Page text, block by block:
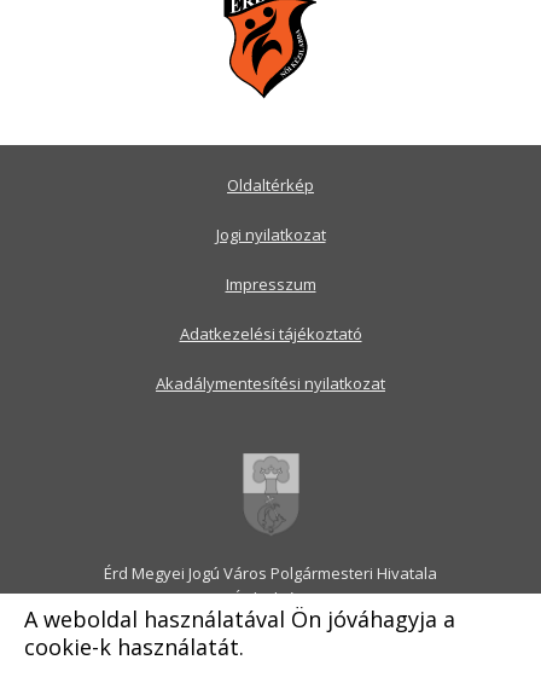
A weboldal használatával Ön jóváhagyja a
cookie-k használatát.
Érd Megyei Jogú Város Polgármesteri Hivatala
2030 Érd, Alsó utca 1.
Levélcím: 2031 Érd, Pf.: 31
E-mail:onkormanyzat@erd.hu
Oldaltérkép
Jogi nyilatkozat
Impresszum
Adatkezelési tájékoztató
Akadálymentesítési nyilatkozat